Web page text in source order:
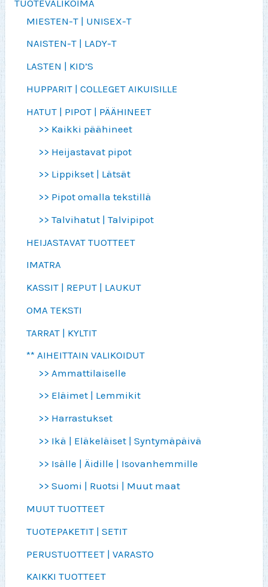
TUOTEVALIKOIMA
MIESTEN-T | UNISEX-T
NAISTEN-T | LADY-T
LASTEN | KID’S
HUPPARIT | COLLEGET AIKUISILLE
HATUT | PIPOT | PÄÄHINEET
>> Kaikki päähineet
>> Heijastavat pipot
>> Lippikset | Lätsät
>> Pipot omalla tekstillä
>> Talvihatut | Talvipipot
HEIJASTAVAT TUOTTEET
IMATRA
KASSIT | REPUT | LAUKUT
OMA TEKSTI
TARRAT | KYLTIT
** AIHEITTAIN VALIKOIDUT
>> Ammattilaiselle
>> Eläimet | Lemmikit
>> Harrastukset
>> Ikä | Eläkeläiset | Syntymäpäivä
>> Isälle | Äidille | Isovanhemmille
>> Suomi | Ruotsi | Muut maat
MUUT TUOTTEET
TUOTEPAKETIT | SETIT
PERUSTUOTTEET | VARASTO
KAIKKI TUOTTEET